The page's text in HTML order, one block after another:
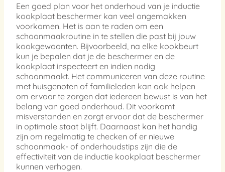
Een goed plan voor het onderhoud van je inductie
kookplaat beschermer kan veel ongemakken
voorkomen. Het is aan te raden om een
schoonmaakroutine in te stellen die past bij jouw
kookgewoonten. Bijvoorbeeld, na elke kookbeurt
kun je bepalen dat je de beschermer en de
kookplaat inspecteert en indien nodig
schoonmaakt. Het communiceren van deze routine
met huisgenoten of familieleden kan ook helpen
om ervoor te zorgen dat iedereen bewust is van het
belang van goed onderhoud. Dit voorkomt
misverstanden en zorgt ervoor dat de beschermer
in optimale staat blijft. Daarnaast kan het handig
zijn om regelmatig te checken of er nieuwe
schoonmaak- of onderhoudstips zijn die de
effectiviteit van de inductie kookplaat beschermer
kunnen verhogen.